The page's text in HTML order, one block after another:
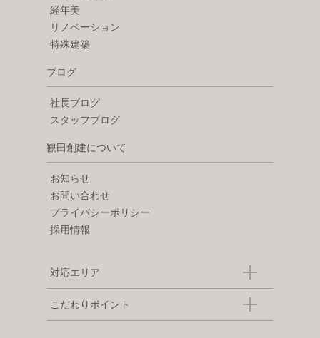
経年美
リノベーション
特殊建築
ブログ
社長ブログ
スタッフブログ
観田創建について
お知らせ
お問い合わせ
プライバシーポリシー
採用情報
対応エリア
こだわりポイント